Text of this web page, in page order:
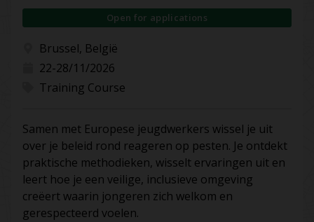
Open for applications
Brussel, België
22-28/11/2026
Training Course
Samen met Europese jeugdwerkers wissel je uit
over je beleid rond reageren op pesten. Je ontdekt
praktische methodieken, wisselt ervaringen uit en
leert hoe je een veilige, inclusieve omgeving
creëert waarin jongeren zich welkom en
gerespecteerd voelen.